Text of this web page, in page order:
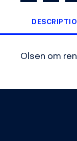
Olsen om